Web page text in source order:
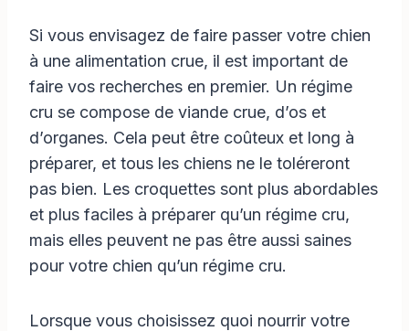
Si vous envisagez de faire passer votre chien
à une alimentation crue, il est important de
faire vos recherches en premier. Un régime
cru se compose de viande crue, d’os et
d’organes. Cela peut être coûteux et long à
préparer, et tous les chiens ne le toléreront
pas bien. Les croquettes sont plus abordables
et plus faciles à préparer qu’un régime cru,
mais elles peuvent ne pas être aussi saines
pour votre chien qu’un régime cru.
Lorsque vous choisissez quoi nourrir votre